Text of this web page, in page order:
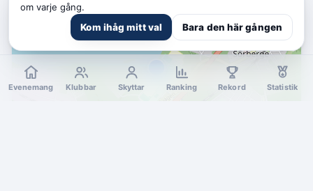
Evenemang Klubbar Skyttar Ranking Rekord Statistik
om varje gång.
Kom ihåg mitt val
Bara den här gången